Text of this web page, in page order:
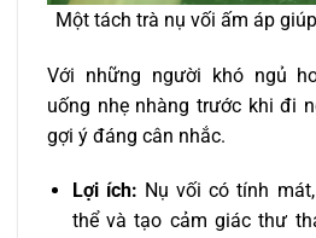
Một tách trà nụ vối ấm áp
Với những người khó ngủ
uống nhẹ nhàng trước khi đi
gợi ý đáng cân nhắc.
Lợi ích: Nụ vối có tính
thể và tạo cảm giác thư